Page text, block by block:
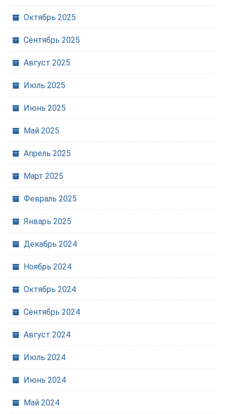
Октябрь 2025
Сентябрь 2025
Август 2025
Июль 2025
Июнь 2025
Май 2025
Апрель 2025
Март 2025
Февраль 2025
Январь 2025
Декабрь 2024
Ноябрь 2024
Октябрь 2024
Сентябрь 2024
Август 2024
Июль 2024
Июнь 2024
Май 2024